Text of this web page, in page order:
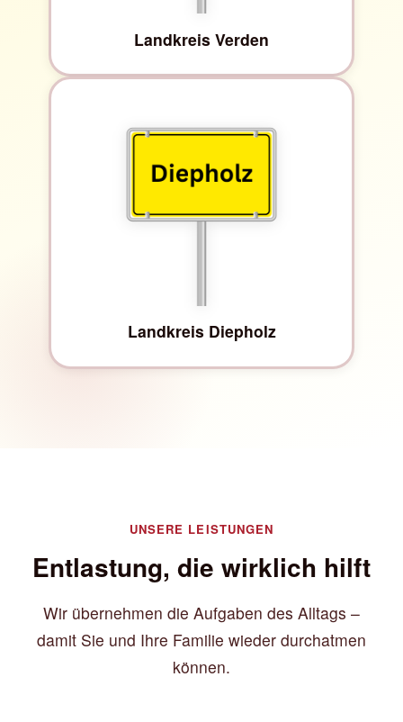
Landkreis Verden
Landkreis Diepholz
UNSERE LEISTUNGEN
Entlastung, die wirklich hilft
Wir übernehmen die Aufgaben des Alltags –
damit Sie und Ihre Familie wieder durchatmen
können.